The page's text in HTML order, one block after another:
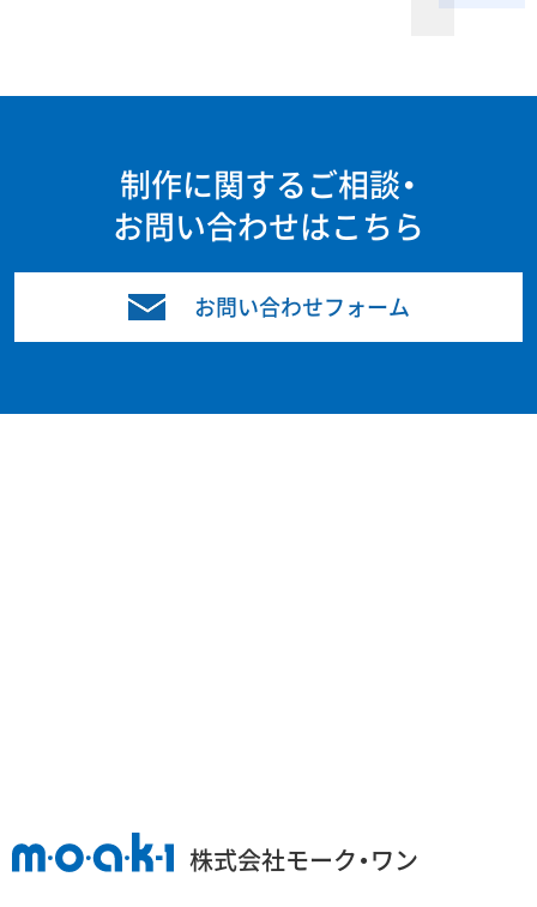
制作に関するご相談・
お問い合わせはこちら
お問い合わせフォーム
株式会社モーク・ワン